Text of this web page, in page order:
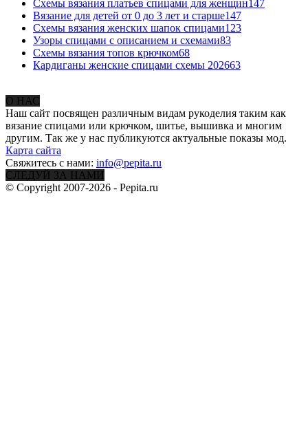
Схемы вязания платьев спицами для женщин147
Вязание для детей от 0 до 3 лет и старше147
Схемы вязания женских шапок спицами123
Узоры спицами с описанием и схемами83
Схемы вязания топов крючком68
Кардиганы женские спицами схемы 202663
О НАС
Наш сайт посвящен различным видам рукоделия таким как
вязание спицами или крючком, шитье, вышивка и многим
другим. Так же у нас публикуются актуальные показы мод.
Карта сайта
Свяжитесь с нами: info@pepita.ru
СЛЕДУЙ ЗА НАМИ
© Copyright 2007-2026 - Pepita.ru